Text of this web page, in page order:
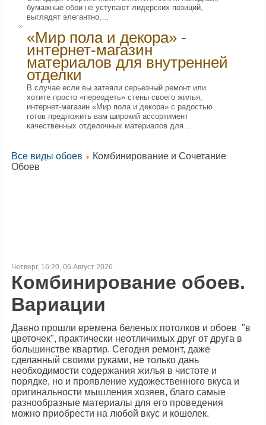
бумажные обои не уступают лидерских позиций,
выглядят элегантно,…
«Мир пола и декора» -
интернет-магазин
материалов для внутренней
отделки
В случае если вы затеяли серьезный ремонт или
хотите просто «переодеть» стены своего жилья,
интернет-магазин «Мир пола и декора» с радостью
готов предложить вам широкий ассортимент
качественных отделочных материалов для…
Все виды обоев
Комбинирование и Сочетание
Обоев
Четверг, 16:20, 06 Август 2026
Комбинирование обоев.
Вариации
Давно прошли времена беленых потолков и обоев "в
цветочек", практически неотличимых друг от друга в
большинстве квартир. Сегодня ремонт, даже
сделанный своими руками, не только дань
необходимости содержания жилья в чистоте и
порядке, но и проявление художественного вкуса и
оригинальности мышления хозяев, благо самые
разнообразные материалы для его проведения
можно приобрести на любой вкус и кошелек.